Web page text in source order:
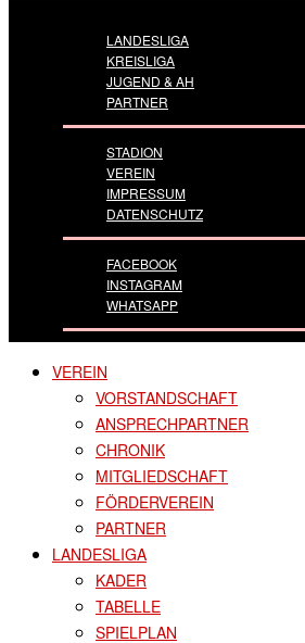
LANDESLIGA
KREISLIGA
JUGEND & AH
PARTNER
STADION
VEREIN
IMPRESSUM
DATENSCHUTZ
FACEBOOK
INSTAGRAM
WHATSAPP
VEREIN
VORSTANDSCHAFT
ANSPRECHPARTNER
CHRONIK
MITGLIEDSCHAFT
FÖRDERVEREIN
PARTNER
LANDESLIGA
KADER
TABELLE
SPIELPLAN